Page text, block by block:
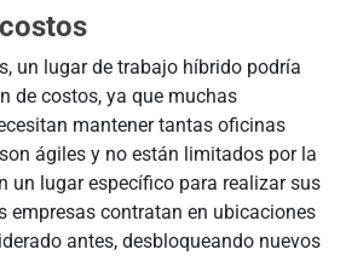
un lugar de trabajo híbrido podría
de costos, ya que muchas
mantener tantas oficinas
ágiles y no están limitados por la
un lugar específico para realizar sus
empresas contratan en ubicaciones
antes, desbloqueando nuevos